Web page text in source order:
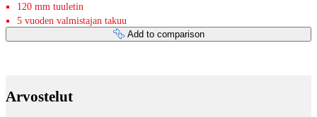
120 mm tuuletin
5 vuoden valmistajan takuu
Add to comparison
Arvostelut